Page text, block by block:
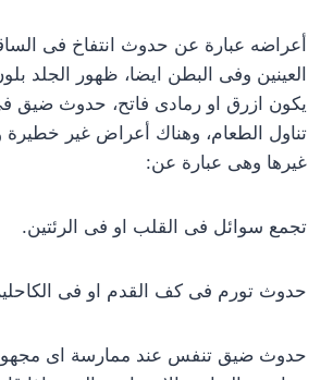
أعراضه عبارة عن حدوث انتفاخ فى
العينين وفى البطن ايضا، ظهور الجلد
يكون ازرق او رمادى فاتح، حدوث ضيق
تناول الطعام، وهناك أعراض غير
غيرها وهى عبارة عن:
تجمع سوائل فى القلب او فى الرئتين.
حدوث تورم فى كف القدم او فى
حدوث ضيق تنفس عند ممارسة اى